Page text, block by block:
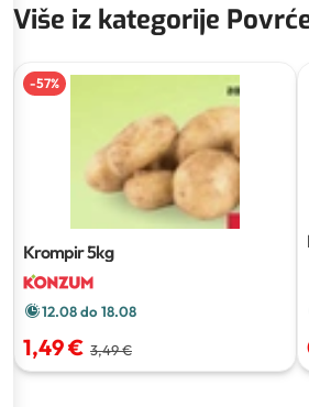
Više iz kategorije
-57%
Krompir5kg
12.08 do 18.08
1,49 € 3,49 €